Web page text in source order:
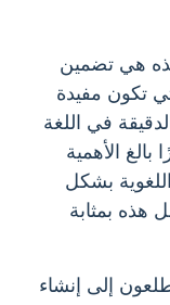
هي تضمين
تكون مفيدة
في اللغة
بالغ الأهمية
بشكل
هذه بمثابة
إلى إنشاء